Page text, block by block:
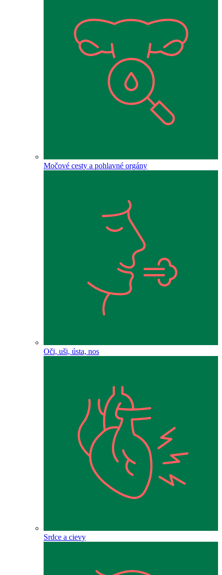
Močové cesty a pohlavné orgány
Oči, uši, ústa, nos
Srdce a cievy